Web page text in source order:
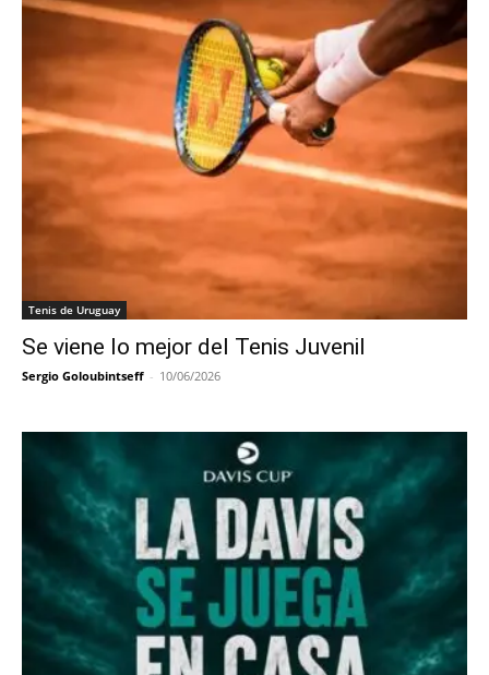
Tenis de Uruguay
Se viene lo mejor del Tenis Juvenil
Sergio Goloubintseff - 10/06/2026